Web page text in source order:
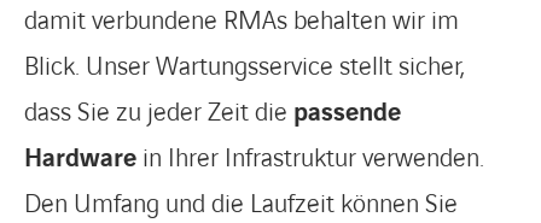
damit verbundene RMAs behalten wir im
Blick. Unser Wartungsservice stellt sicher,
dass Sie zu jeder Zeit die passende
Hardware in Ihrer Infrastruktur verwenden.
Den Umfang und die Laufzeit können Sie